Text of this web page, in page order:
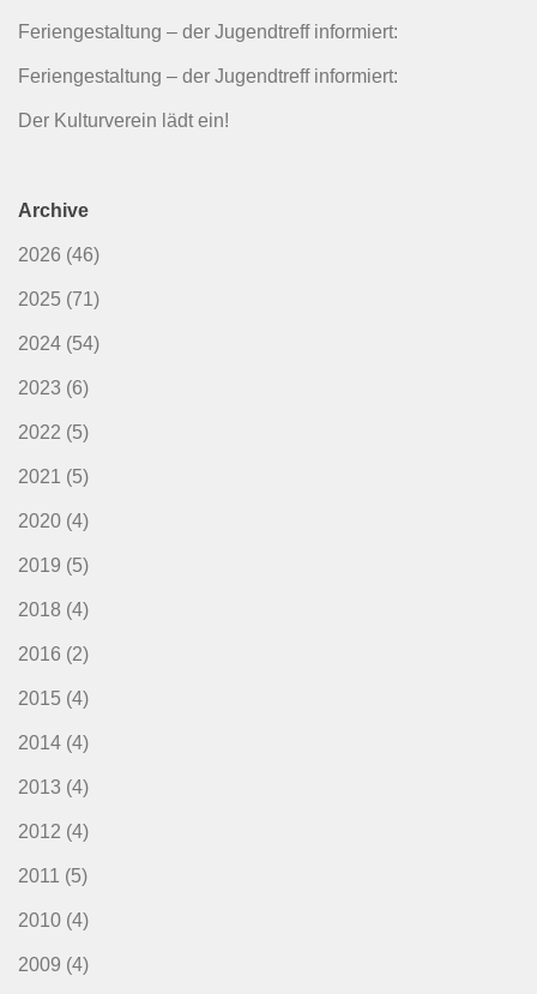
Feriengestaltung – der Jugendtreff informiert:
Feriengestaltung – der Jugendtreff informiert:
Der Kulturverein lädt ein!
Archive
2026 (46)
2025 (71)
2024 (54)
2023 (6)
2022 (5)
2021 (5)
2020 (4)
2019 (5)
2018 (4)
2016 (2)
2015 (4)
2014 (4)
2013 (4)
2012 (4)
2011 (5)
2010 (4)
2009 (4)